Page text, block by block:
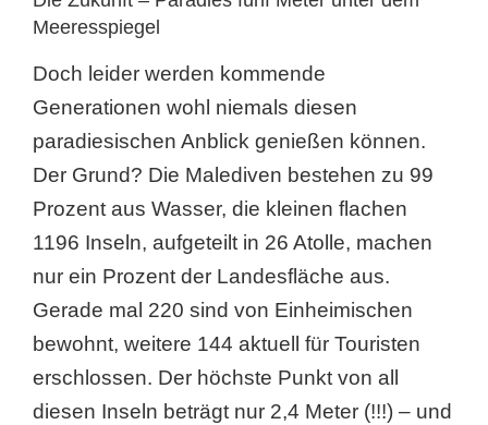
Meeresspiegel
Doch leider werden kommende
Generationen wohl niemals diesen
paradiesischen Anblick genießen können.
Der Grund? Die Malediven bestehen zu 99
Prozent aus Wasser, die kleinen flachen
1196 Inseln, aufgeteilt in 26 Atolle, machen
nur ein Prozent der Landesfläche aus.
Gerade mal 220 sind von Einheimischen
bewohnt, weitere 144 aktuell für Touristen
erschlossen. Der höchste Punkt von all
diesen Inseln beträgt nur 2,4 Meter (!!!) – und